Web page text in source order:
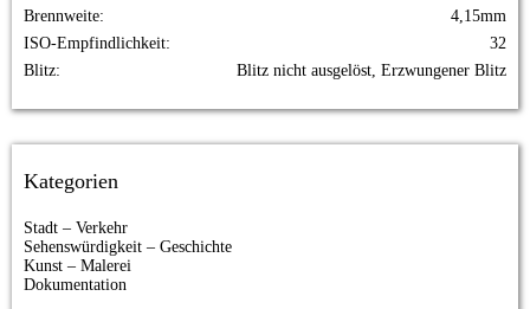
Brennweite
4,15mm
ISO-Empfindlichkeit
32
Blitz
Blitz nicht ausgelöst, Erzwungener Blitz
Kategorien
Stadt – Verkehr
Sehenswürdigkeit – Geschichte
Kunst – Malerei
Dokumentation